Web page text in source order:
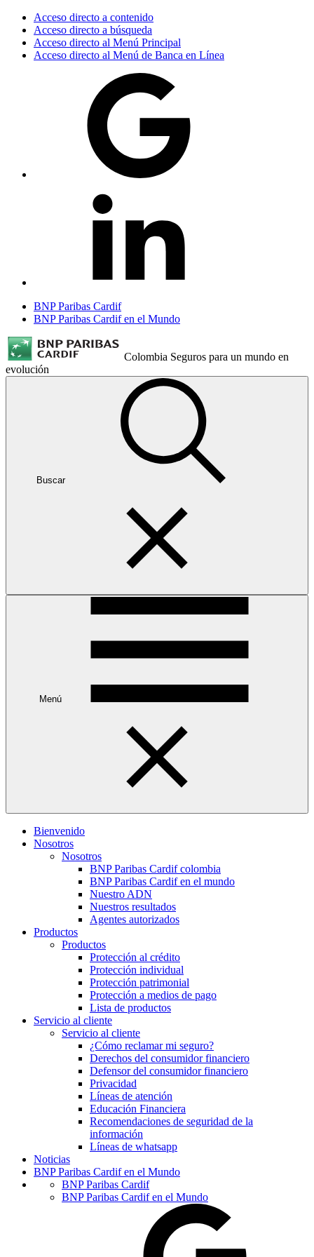
Acceso directo a contenido
Acceso directo a búsqueda
Acceso directo al Menú Principal
Acceso directo al Menú de Banca en Línea
BNP Paribas Cardif
BNP Paribas Cardif en el Mundo
Colombia Seguros para un mundo en
evolución
Buscar
Menú
Bienvenido
Nosotros
Nosotros
BNP Paribas Cardif colombia
BNP Paribas Cardif en el mundo
Nuestro ADN
Nuestros resultados
Agentes autorizados
Productos
Productos
Protección al crédito
Protección individual
Protección patrimonial
Protección a medios de pago
Lista de productos
Servicio al cliente
Servicio al cliente
¿Cómo reclamar mi seguro?
Derechos del consumidor financiero
Defensor del consumidor financiero
Privacidad
Líneas de atención
Educación Financiera
Recomendaciones de seguridad de la
información
Líneas de whatsapp
Noticias
BNP Paribas Cardif en el Mundo
BNP Paribas Cardif
BNP Paribas Cardif en el Mundo